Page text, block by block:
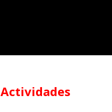
Actividades